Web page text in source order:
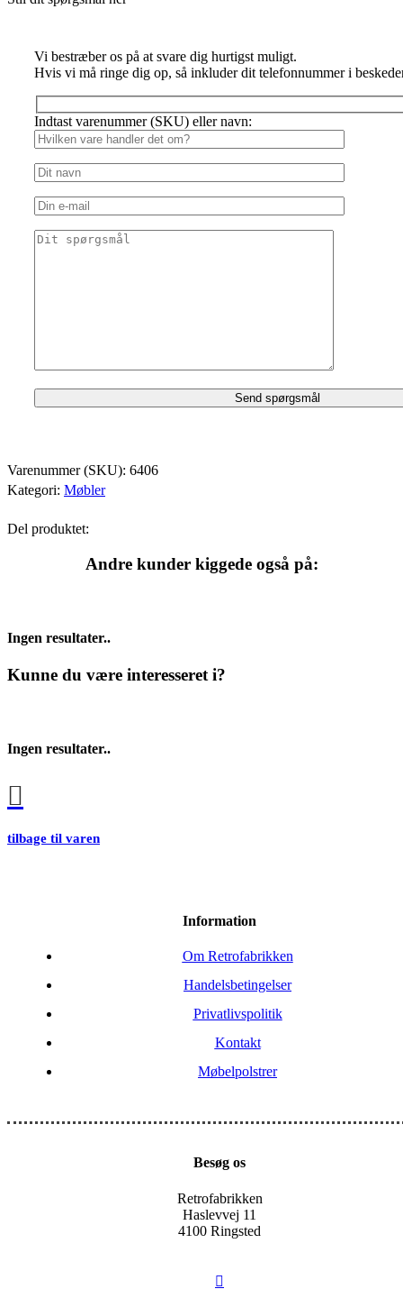
Vi bestræber os på at svare dig hurtigst muligt.
Hvis vi må ringe dig op, så inkluder dit telefonnummer i
Indtast varenummer (SKU) eller navn:
Varenummer (SKU): 6406
Kategori: Møbler
Del produktet:
Andre kunder kiggede også på:
Ingen resultater..
Kunne du være interesseret i?
Ingen resultater..
tilbage til varen
Information
Om Retrofabrikken
Handelsbetingelser
Privatlivspolitik
Kontakt
Møbelpolstrer
Besøg os
Retrofabrikken
Haslevvej 11
4100 Ringsted